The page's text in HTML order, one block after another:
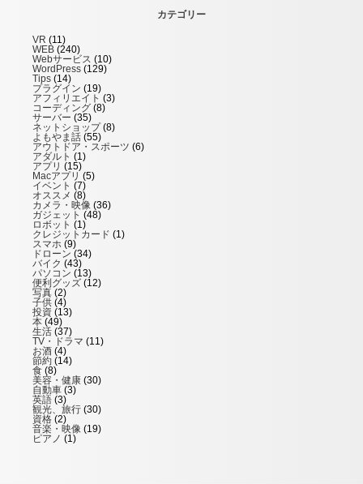
カテゴリー
VR (11)
WEB (240)
Webサービス (10)
WordPress (129)
Tips (14)
プラグイン (19)
アフィリエイト (3)
コーディング (8)
サーバー (35)
ネットショップ(8)
よもやま話 (55)
アウトドア・スポーツ (6)
アダルト (1)
アプリ (15)
Macアプリ (5)
イベント (7)
オススメ (8)
カメラ・映像 (36)
ガジェット (48)
ロボット (1)
クレジットカード (1)
スマホ (9)
ドローン (34)
バイク (43)
パソコン (13)
便利グッズ (12)
写真 (2)
子供 (4)
投資 (13)
本 (49)
生活 (37)
TV・ドラマ (11)
お酒 (4)
節約 (14)
食 (8)
美容・健康 (30)
自動車 (3)
英語 (3)
観光、旅行 (30)
資格 (2)
音楽・映像 (19)
ピアノ (1)